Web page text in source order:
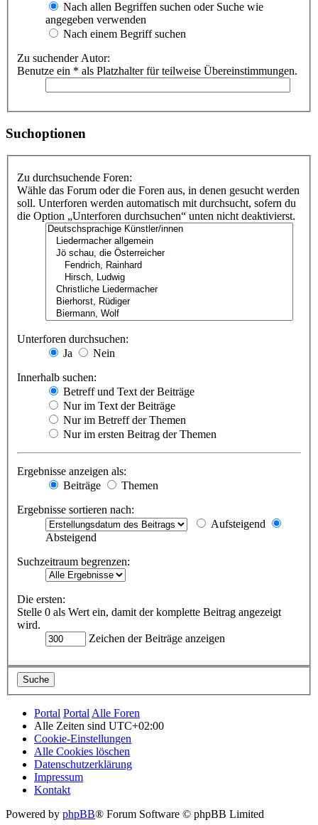
Nach allen Begriffen suchen oder Suche wie
angegeben verwenden
Nach einem Begriff suchen
Zu suchender Autor:
Benutze ein * als Platzhalter für teilweise Übereinstimmungen.
Suchoptionen
Zu durchsuchende Foren:
Wähle das Forum oder die Foren aus, in denen gesucht werden
soll. Unterforen werden automatisch mit durchsucht, sofern du
die Option „Unterforen durchsuchen“ unten nicht deaktivierst.
Unterforen durchsuchen:
Ja
Nein
Innerhalb suchen:
Betreff und Text der Beiträge
Nur im Text der Beiträge
Nur im Betreff der Themen
Nur im ersten Beitrag der Themen
Ergebnisse anzeigen als:
Beiträge
Themen
Ergebnisse sortieren nach:
Aufsteigend
Absteigend
Suchzeitraum begrenzen:
Die ersten:
Stelle 0 als Wert ein, damit der komplette Beitrag angezeigt
wird.
Zeichen der Beiträge anzeigen
Portal Portal Alle Foren
Alle Zeiten sind UTC+02:00
Cookie-Einstellungen
Alle Cookies löschen
Datenschutzerklärung
Impressum
Kontakt
Powered by phpBB® Forum Software © phpBB Limited